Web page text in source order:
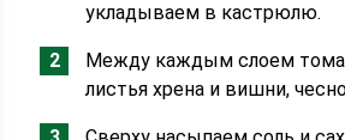
укладываем в кастрюлю.
Между каждым слоем
листья хрена и вишни,